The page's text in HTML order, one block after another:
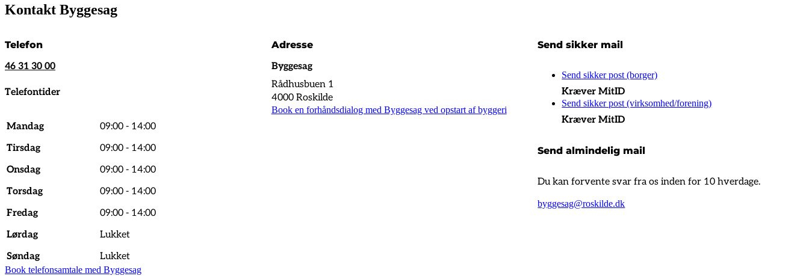
Kontakt Byggesag
Telefon
46 31 30 00
Telefontider
Mandag
09:00 - 14:00
Tirsdag
09:00 - 14:00
Onsdag
09:00 - 14:00
Torsdag
09:00 - 14:00
Fredag
09:00 - 14:00
Lørdag
Lukket
Søndag
Lukket
Book telefonsamtale med Byggesag
Adresse
Byggesag
Rådhusbuen 1
4000 Roskilde
Book en forhåndsdialog med Byggesag ved opstart af byggeri
Send sikker mail
Send sikker post (borger)
Kræver MitID
Send sikker post (virksomhed/forening)
Kræver MitID
Send almindelig mail
Du kan forvente svar fra os inden for 10 hverdage.
byggesag@roskilde.dk